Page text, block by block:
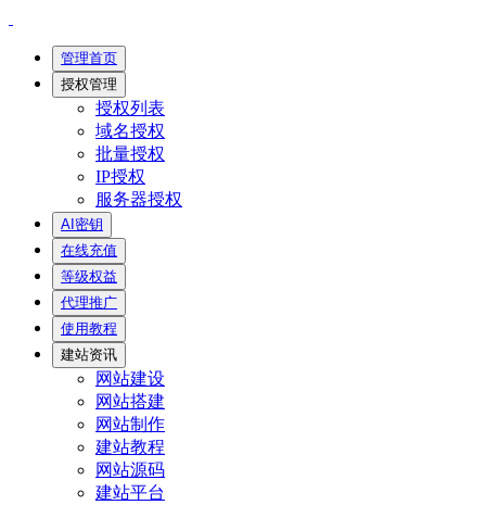
管理首页
授权管理
授权列表
域名授权
批量授权
IP授权
服务器授权
AI密钥
在线充值
等级权益
代理推广
使用教程
建站资讯
网站建设
网站搭建
网站制作
建站教程
网站源码
建站平台